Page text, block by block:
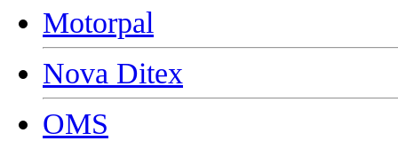
Motorpal
Nova Ditex
OMS